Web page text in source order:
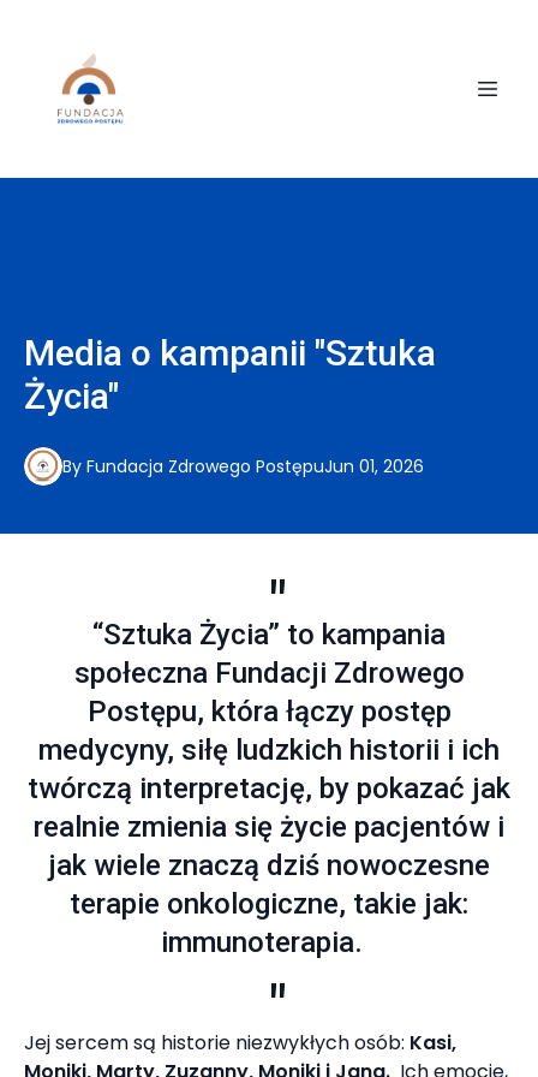
Media o kampanii "Sztuka
Życia"
Jun 01, 2026
By Fundacja Zdrowego Postępu
“Sztuka Życia” to kampania
społeczna Fundacji Zdrowego
Postępu, która łączy postęp
medycyny, siłę ludzkich historii i ich
twórczą interpretację, by pokazać jak
realnie zmienia się życie pacjentów i
jak wiele znaczą dziś nowoczesne
terapie onkologiczne, takie jak:
immunoterapia.
Jej sercem są historie niezwykłych osób: Kasi,